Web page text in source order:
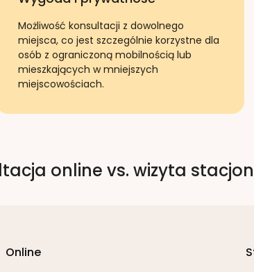
Możliwość konsultacji z dowolnego
miejsca, co jest szczególnie korzystne dla
osób z ograniczoną mobilnością lub
mieszkających w mniejszych
miejscowościach.
online vs. wizyta
Online